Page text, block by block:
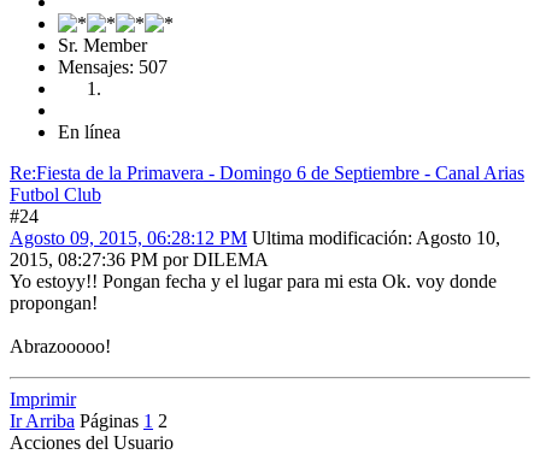
Sr. Member
Mensajes: 507
En línea
Re:Fiesta de la Primavera - Domingo 6 de Septiembre - Canal Arias
Futbol Club
#24
Agosto 09, 2015, 06:28:12 PM Ultima modificación: Agosto 10,
2015, 08:27:36 PM por DILEMA
Yo estoyy!! Pongan fecha y el lugar para mi esta Ok. voy donde
propongan!
Abrazooooo!
Imprimir
Ir Arriba Páginas 1 2
Acciones del Usuario